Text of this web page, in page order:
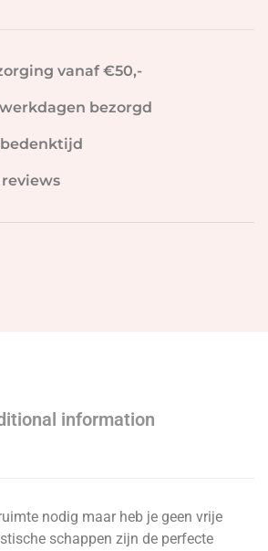
vanaf €50,-
bezorgd
reviews
information
nodig maar heb je geen vrije
schappen zijn de perfecte